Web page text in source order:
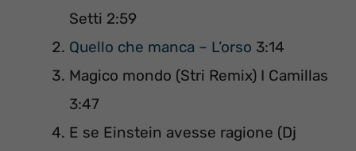
Setti 2:59
Quello che manca – L’orso 3:14
Magico mondo (Stri Remix) I Camillas
3:47
E se Einstein avesse ragione (Dj